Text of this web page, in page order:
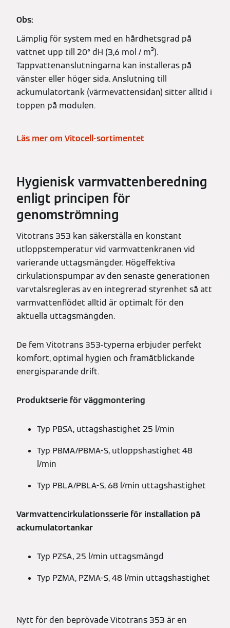
Obs:
Lämplig för system med en hårdhetsgrad på
vattnet upp till 20° dH (3,6 mol / m³).
Tappvattenanslutningarna kan installeras på
vänster eller höger sida. Anslutning till
ackumulatortank (värmevattensidan) sitter alltid i
toppen på modulen.
Läs mer om Vitocell-sortimentet
Hygienisk varmvattenberedning
enligt principen för
genomströmning
Vitotrans 353 kan säkerställa en konstant
utloppstemperatur vid varmvattenkranen vid
varierande uttagsmängder. Högeffektiva
cirkulationspumpar av den senaste generationen
varvtalsregleras av en integrerad styrenhet så att
varmvattenflödet alltid är optimalt för den
aktuella uttagsmängden.
De fem Vitotrans 353-typerna erbjuder perfekt
komfort, optimal hygien och framåtblickande
energisparande drift.
Produktserie för väggmontering
Typ PBSA, uttagshastighet 25 l/min
Typ PBMA/PBMA-S, utloppshastighet 48
l/min
Typ PBLA/PBLA-S, 68 l/min uttagshastighet
Varmvattencirkulationsserie för installation på
ackumulatortankar
Typ PZSA, 25 l/min uttagsmängd
Typ PZMA, PZMA-S, 48 l/min uttagshastighet
Nytt för den beprövade Vitotrans 353 är en